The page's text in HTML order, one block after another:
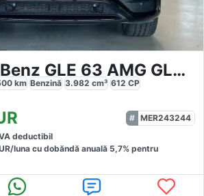
Mercedes-Benz GLE 63 AMG GLE 63 S AMG
km Benzină 3.982 cm³ 612 CP
MER243244
deductibil
lunacu dobăndă anuală 5,7% pentru